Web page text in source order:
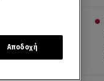
Αποδοχή